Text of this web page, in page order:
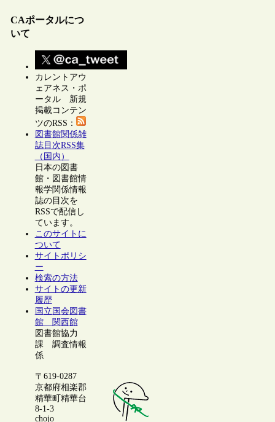
CAポータルにつ
いて
カレントアウ
ェアネス・ポ
ータル 新規
掲載コンテン
ツのRSS：
図書館関係雑
誌目次RSS集
（国内）
日本の図書
館・図書館情
報学関係情報
誌の目次を
RSSで配信し
ています。
このサイトに
ついて
サイトポリシ
ー
検索の方法
サイトの更新
履歴
国立国会図書
館 関西館
図書館協力
課 調査情報
係
〒619-0287
京都府相楽郡
精華町精華台
8-1-3
chojo